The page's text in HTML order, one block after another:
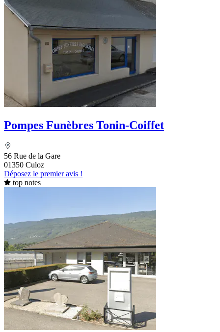
Pompes Funèbres Tonin-Coiffet
56 Rue de la Gare
01350 Culoz
Déposez le premier avis !
top notes